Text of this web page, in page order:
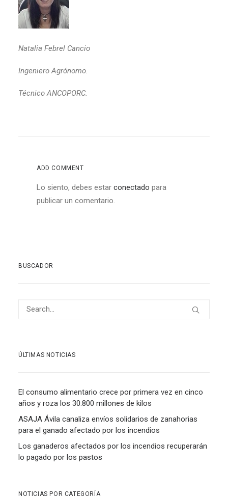
Natalia Febrel Cancio
Ingeniero Agrónomo.
Técnico ANCOPORC.
ADD COMMENT
Lo siento, debes estar conectado para
publicar un comentario.
BUSCADOR
ÚLTIMAS NOTICIAS
El consumo alimentario crece por primera vez en cinco
años y roza los 30.800 millones de kilos
ASAJA Ávila canaliza envíos solidarios de zanahorias
para el ganado afectado por los incendios
Los ganaderos afectados por los incendios recuperarán
lo pagado por los pastos
NOTICIAS POR CATEGORÍA